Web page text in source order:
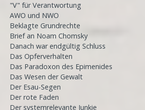
"V" für Verantwortung
AWO und NWO
Beklagte Grundrechte
Brief an Noam Chomsky
Danach war endgültig Schluss
Das Opferverhalten
Das Paradoxon des Epimenides
Das Wesen der Gewalt
Der Esau-Segen
Der rote Faden
Der systemrelevante Junkie